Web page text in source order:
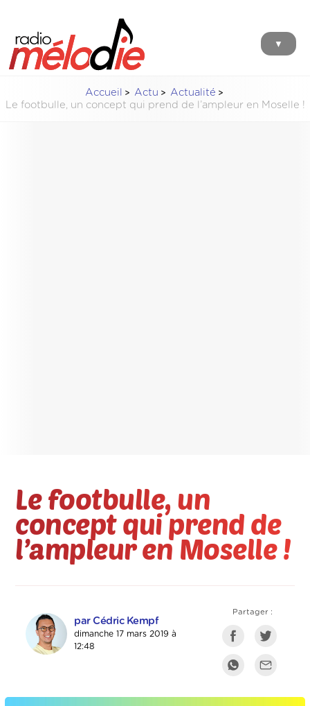
▼
Accueil Actu
Actualité
Le footbulle, un concept qui prend de l’ampleur en Moselle !
Le footbulle, un
concept qui prend de
l’ampleur en Moselle !
par Cédric Kempf
dimanche 17 mars 2019 à
12:48
Partager :